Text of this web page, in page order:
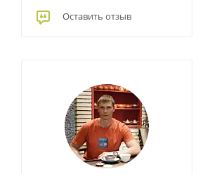
Оставить отзыв